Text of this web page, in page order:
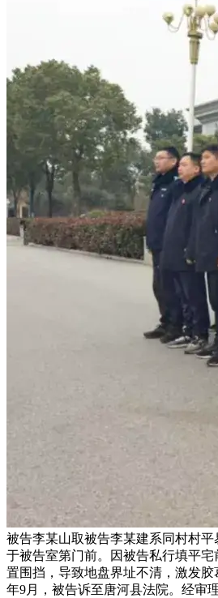
被告李某山取被告李某建系同村村
于被告室第门前。因被告私行填平
置围挡，导致地盘界址不清，激发胶
年9月，被告诉至唐河县法院。经审